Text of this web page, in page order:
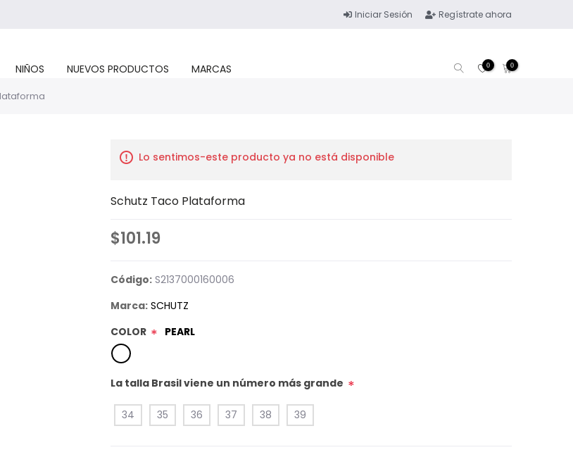
Iniciar Sesión Regístrate ahora
NIÑOS NUEVOS PRODUCTOS MARCAS 0 0
Lo sentimos-este producto ya no está disponible
Schutz Taco Plataforma
$101.19
Código: S2137000160006
Marca: SCHUTZ
COLOR * PEARL
La talla Brasil viene un número más grande *
34 35 36 37 38 39